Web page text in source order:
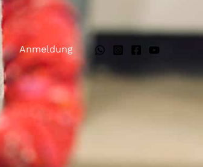
Anmeldung